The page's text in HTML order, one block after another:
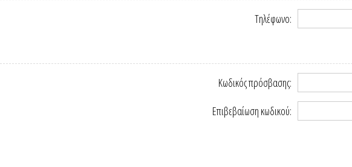
Τηλέφωνο:
Κωδικός πρόσβασης:
Επιβεβαίωση κωδικού: